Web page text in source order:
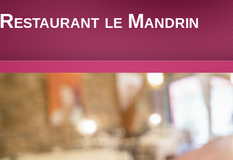
Restaurant le Mandrin